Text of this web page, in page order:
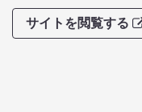
サイトを閲覧する